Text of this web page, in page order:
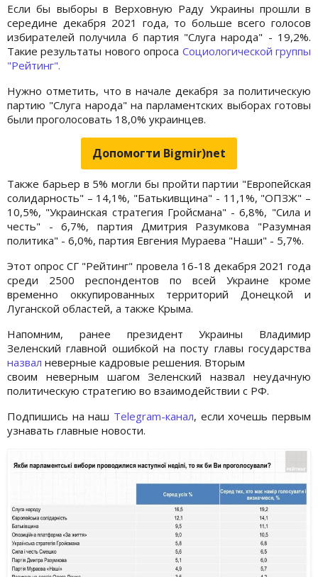
Если бы выборы в Верховную Раду Украины прошли в
середине декабря 2021 года, то больше всего голосов
избирателей получила б партия "Слуга народа" - 19,2%.
Такие результаты нового опроса Социологической группы
"Рейтинг".
Нужно отметить, что в начале декабря за политическую
партию "Слуга народа" на парламентских выборах готовы
были проголосовать 18,0% украинцев.
Допомогти Bigmir)net
Также барьер в 5% могли бы пройти партии "Европейская
солидарность" – 14,1%, "Батькивщина" - 11,1%, "ОПЗЖ" –
10,5%, "Украинская стратегия Гройсмана" - 6,8%, "Сила и
честь" - 6,7%, партия Дмитрия Разумкова "Разумная
политика" - 6,0%, партия Евгения Мураева "Наши" - 5,7%.
Этот опрос СГ "Рейтинг" провела 16-18 декабря 2021 года
среди 2500 респондентов по всей Украине кроме
временно оккупированных территорий Донецкой и
Луганской областей, а также Крыма.
Напомним, ранее президент Украины Владимир
Зеленский главной ошибкой на посту главы государства
назвал неверные кадровые решения. Вторым
своим неверным шагом Зеленский назвал неудачную
политическую стратегию во взаимодействии с РФ.
Подпишись на наш Telegram-канал, если хочешь первым
узнавать главные новости.